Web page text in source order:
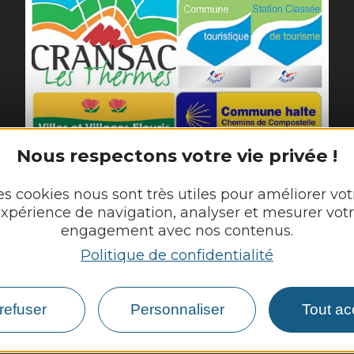
Nous respectons votre vie privée !
cookies nous sont très utiles pour améliorer
de navigation, analyser et mesurer
engagement avec nos contenus.
Politique de confidentialité
Personnaliser Tout
Cransac-les-
28 place de l'Hôtel de Ville
12110 Cransac-les-Thermes
Tél. :
Horaires d'ouverture au public :
Du lundi au jeudi : 8h00 - 12h00 et 13h30 - 17h30
Vendredi : 8h00 - 12h00